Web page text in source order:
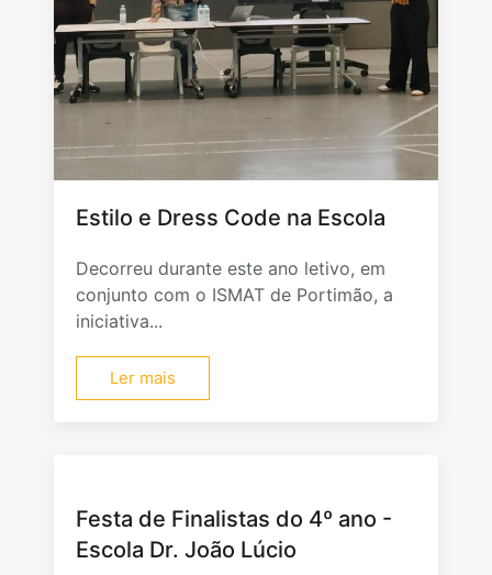
Estilo e Dress Code na Escola
Decorreu durante este ano letivo, em
conjunto com o ISMAT de Portimão, a
iniciativa...
Ler mais
Festa de Finalistas do 4º ano -
Escola Dr. João Lúcio